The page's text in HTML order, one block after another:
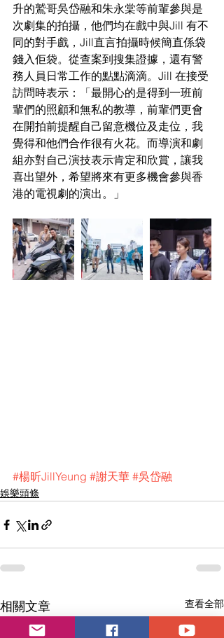
升的鷲哥吳岱融和朱永棠等前輩參與是
次劇集的拍攝，他們均在戲中與Jill 有不
同的對手戲，Jill直言拍攝時候簡直係袋
錢入佢袋。從查案到搜集證據，還有警
務人員日常工作的點點滴滴。Jill 在接受
訪問時表示：「最開心的是得到一班前
輩們的照顧和無私的教導，前輩們更會
在開拍前提醒自己留意機位及走位，我
覺得和他們合作很有火花。而導演和劇
組亦對自己演技表示肯定和欣賞，讓我
喜出望外，希望將來有更多機會參與香
港的電視劇的演出。」
#楊昕JillYeung #謝天華 #吳岱融
娛樂頭條
相關文章 查看全部